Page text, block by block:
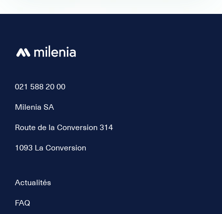
mars 2020. Dès maintenant, les
de leur banque principale.
021 588 20 00
Milenia SA
Route de la Conversion 314
1093 La Conversion
Actualités
FAQ